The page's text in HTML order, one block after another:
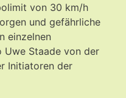
von 30 km/h
und gefährliche
einzelnen
Uwe Staade von der
Initiatoren der